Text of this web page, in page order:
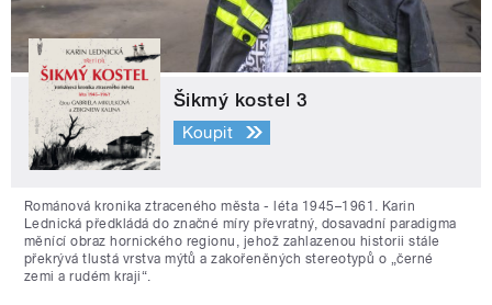
Šikmý kostel 3
Koupit
Románová kronika ztraceného města - léta 1945–1961. Karin
Lednická předkládá do značné míry převratný, dosavadní paradigma
měnící obraz hornického regionu, jehož zahlazenou historii stále
překrývá tlustá vrstva mýtů a zakořeněných stereotypů o „černé
zemi a rudém kraji“.